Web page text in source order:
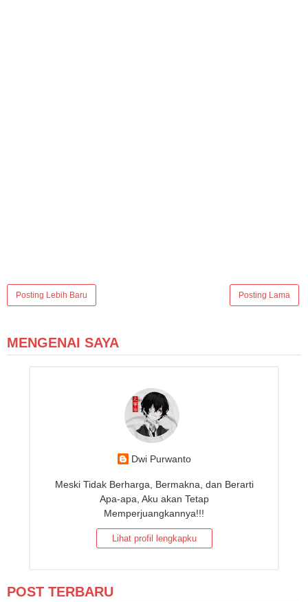
Posting Lebih Baru Posting Lama
MENGENAI SAYA
Dwi Purwanto
Meski Tidak Berharga, Bermakna, dan Berarti
Apa-apa, Aku akan Tetap
Memperjuangkannya!!!
Lihat profil lengkapku
POST TERBARU